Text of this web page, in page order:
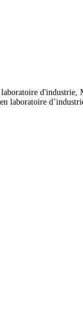
laboratoire
laboratoire